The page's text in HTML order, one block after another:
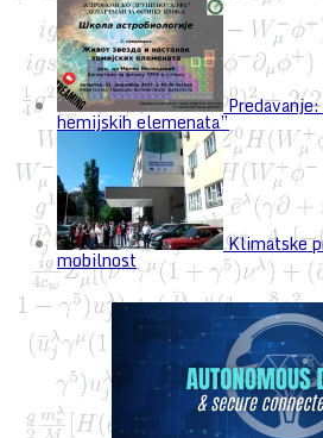
hemijskih elemenata”
Klimatske
mobilnost